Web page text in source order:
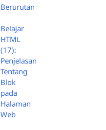
Berurutan
Belajar
HTML
(17):
Penjelasan
Tentang
Blok
pada
Halaman
Web